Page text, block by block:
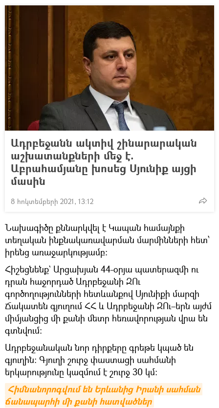
Ադրբեջանն ակտիվ շինարարական
աշխատանքների մեջ է.
Աբրահամյանը խոսեց Սյունիք այցի
մասին
8 հոկտեմբերի 2021, 13:12
Նախագիծը քննարկվել է Կապան համայնքի
տեղական ինքնակառավարման մարմինների հետ՝
իրենց առաջարկությամբ։
Հիշեցնենք` Արցախյան 44-օրյա պատերազմի ու
դրան հաջորդած Ադրբեջանի ԶՈւ
գործողությունների հետևանքով Սյունիքի մարզի
Ճակատեն գյուղում ՀՀ և Ադրբեջանի ԶՈւ–երն այժմ
միմյանցից մի քանի մետր հեռավորության վրա են
գտնվում։
Ադրբեջանական նոր դիրքերը գրեթե կպած են
գյուղին։ Գյուղի շուրջ փաստացի սահմանի
երկարությունը կազմում է շուրջ 30 կմ:
Հիմնանորոգվում են Երևանից Իրանի սահման
ճանապարհի մի քանի հատվածներ